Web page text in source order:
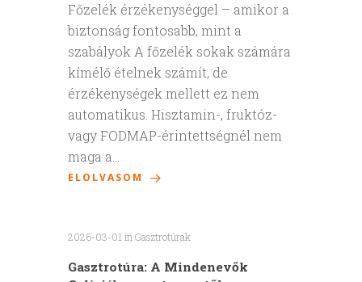
Főzelék érzékenységgel – amikor a
biztonság fontosabb, mint a
szabályok A főzelék sokak számára
kímélő ételnek számít, de
érzékenységek mellett ez nem
automatikus. Hisztamin-, fruktóz-
vagy FODMAP-érintettségnél nem
maga a…
ELOLVASOM
2026-03-01 inGasztrotúrák
Gasztrotúra: A Mindenevők